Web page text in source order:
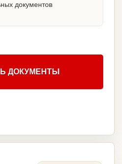
документов
ДОКУМЕНТЫ